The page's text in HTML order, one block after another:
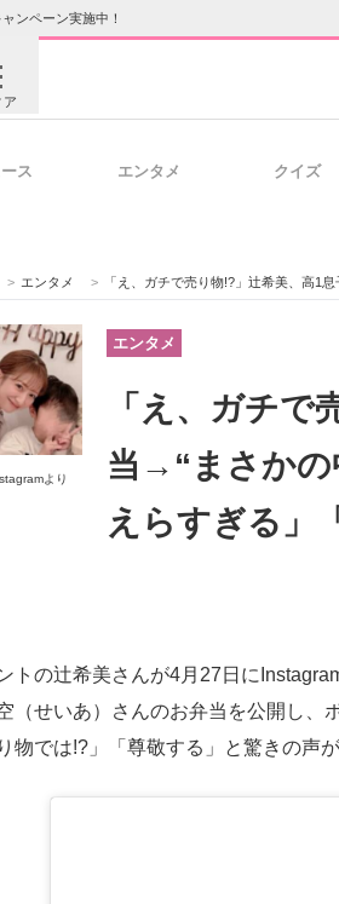
ンペーン実施中！
ア
ジネスと働き方のヒント
エンジニア向け専門サイト 企業向けIT製
っと気になるネットの話題
ス エンタメ クイズ
> エンタメ > 「え、ガチで売り物!?」辻希美、高1
より
エンタメ
「え、ガチで
当→“まさかの
えらすぎる」
トの辻希美さんが4月27日に
（せいあ）さんのお弁当を公開し、
物では!?」「尊敬する」と驚きの声